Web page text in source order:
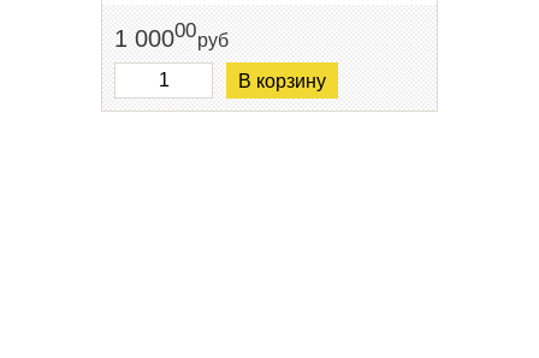
1 00000руб
В корзину